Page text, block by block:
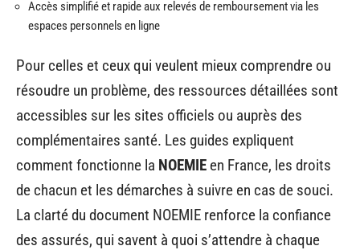
Accès simplifié et rapide aux relevés de remboursement via les
espaces personnels en ligne
Pour celles et ceux qui veulent mieux comprendre ou
résoudre un problème, des ressources détaillées sont
accessibles sur les sites officiels ou auprès des
complémentaires santé. Les guides expliquent
comment fonctionne la NOEMIE en France, les droits
de chacun et les démarches à suivre en cas de souci.
La clarté du document NOEMIE renforce la confiance
des assurés, qui savent à quoi s’attendre à chaque